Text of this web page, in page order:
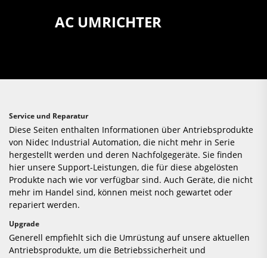
AC UMRICHTER
Service und Reparatur
Diese Seiten enthalten Informationen über Antriebsprodukte
von Nidec Industrial Automation, die nicht mehr in Serie
hergestellt werden und deren Nachfolgegeräte. Sie finden
hier unsere Support-Leistungen, die für diese abgelösten
Produkte nach wie vor verfügbar sind. Auch Geräte, die nicht
mehr im Handel sind, können meist noch gewartet oder
repariert werden.
Upgrade
Generell empfiehlt sich die Umrüstung auf unsere aktuellen
Antriebsprodukte, um die Betriebssicherheit und